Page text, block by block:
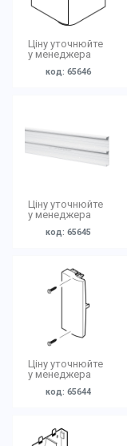
Ціну уточнюйте
у менеджера
код: 65646
Ціну уточнюйте
у менеджера
код: 65645
Ціну уточнюйте
у менеджера
код: 65644